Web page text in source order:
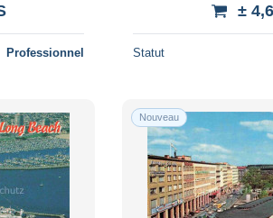
Professionnel
±
Statut
Nouveau